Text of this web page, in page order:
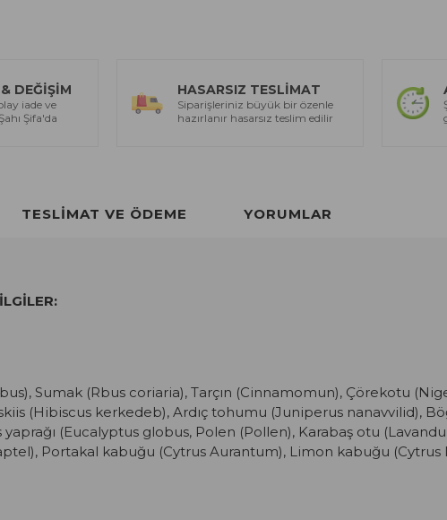
DEĞİŞİM
iade ve
Şifa'da
HASARSIZ TESLİMAT
Siparişleriniz büyük bir özenle
hazırlanır hasarsız teslim edilir
TESLIMAT VE ÖDEME YORUMLAR
Sumak (Rbus coriaria), Tarçın (Cinnamomun), Çörekotu
(Hibiscus kerkedeb), Ardıç tohumu (Juniperus nanavvilid),
(Eucalyptus globus, Polen (Pollen), Karabaş otu
Portakal kabuğu (Cytrus Aurantum), Limon kabuğu (Cytrus